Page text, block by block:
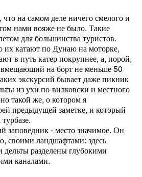
на самом деле ничего смелого и
нами вояже не было. Такие
для большинства туристов.
их катают по Дунаю на моторке,
в путь катер покрупнее, а, порой,
на борт не меньше 50
экскурсий бывает даже пикник
из ухи по-вилковски и местного
такой же, о котором я
предыдущей заметке, и который
заповедник - место значимое. Он
своими ландшафтами: здесь
дельты разделены глубокими
каналами.